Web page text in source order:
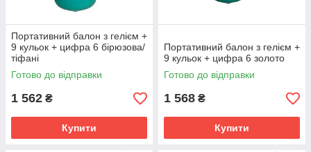
Портативний балон з гелієм +
9 кульок + цифра 6 бірюзова/
тіфані
Готово до відправки
1 562 ₴
Купити
Портативний балон з гелієм +
9 кульок + цифра 6 золото
Готово до відправки
1 568 ₴
Купити